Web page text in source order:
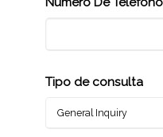
Tipo de consulta